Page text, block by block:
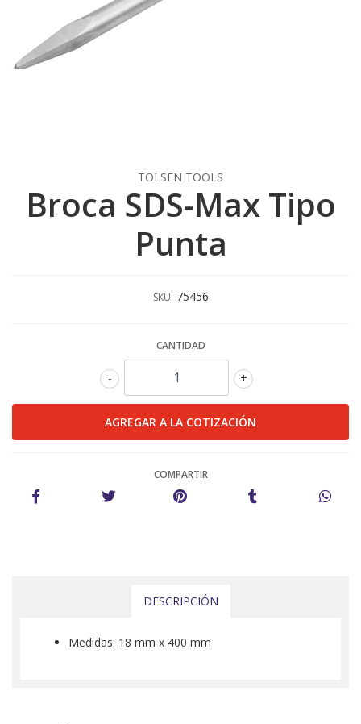
TOLSEN TOOLS
Broca SDS-Max Tipo
Punta
SKU: 75456
CANTIDAD
+
-
COMPARTIR
DESCRIPCIÓN
Medidas: 18 mm x 400 mm